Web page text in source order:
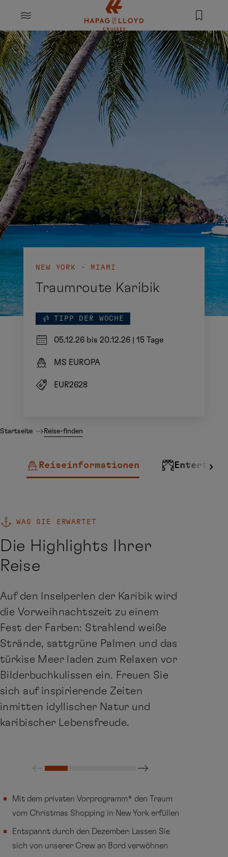
Springe zum Hauptinhalt
MENU
NEW YORK - MIAMI
Traumroute Karibik
TIPP DER WOCHE
05.12.26 bis 20.12.26 15 Tage
MS EUROPA
EUR2628
Startseite Reise-finden
Reiseinformationen
WAS SIE ERWARTET
Die Highlights Ihrer
Reise
Auf den Inselperlen der Karibik wird
die Vorweihnachtszeit zu einem
Fest der Farben: Strahlend weiße
Strände, sattgrüne Palmen und das
türkise Meer laden zum Relaxen vor
Bilderbuchkulissen ein. Freuen Sie
sich auf inspirierende Zeiten
inmitten idyllischer Natur und
karibischer Lebensfreude.
Mit dem privaten Vorprogramm* den Traum
vom Christmas Shopping in New York erfüllen
Entspannt durch den Dezember: Lassen Sie
sich von unserer Crew an Bord verwöhnen